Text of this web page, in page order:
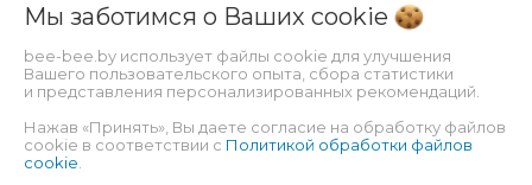
Характеристики пеленок впитывающих:
Мягкое, воздухопроницаемое нетканое полотно
быстро впитывает и равномерно распределяет
Мы заботимся о Ваших cookie
bee-bee.by использует файлы cookie для улучшения
Вашего пользовательского опыта, сбора статистики
и представления персонализированных рекомендаций.
Нажав «Принять», Вы даете согласие на обработку файлов
cookie в соответствии с Политикой обработки файлов
cookie